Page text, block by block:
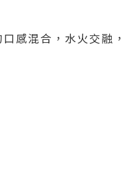
感混合，水火交融，